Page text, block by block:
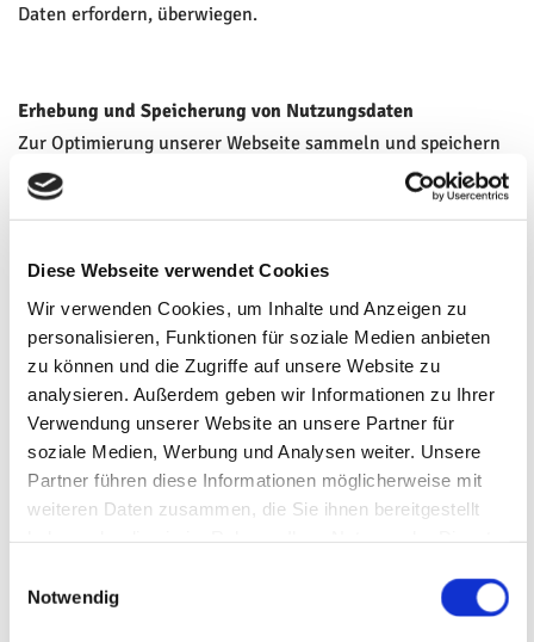
Diese Webseite verwendet Cookies
Wir verwenden Cookies, um Inhalte und Anzeigen zu
personalisieren, Funktionen für soziale Medien anbieten
zu können und die Zugriffe auf unsere Website zu
analysieren. Außerdem geben wir Informationen zu Ihrer
Verwendung unserer Website an unsere Partner für
soziale Medien, Werbung und Analysen weiter. Unsere
Partner führen diese Informationen möglicherweise mit
weiteren Daten zusammen, die Sie ihnen bereitgestellt
Notwendig
Daten erfordern, überwiegen.
Erhebung und Speicherung von Nutzungsdaten
Zur Optimierung unserer Webseite sammeln und speichern
wir für 30 Tage Daten wie z. B. Datum und Uhrzeit des
Seitenaufrufs, die Seite, von der Sie unsere Seite aufgerufen
speicherung nicht widersprechen.
Dies erfolgt anonymisiert, ohne den Benutzer der Seite
persönlich zu identifizieren. Ggf. werden Nutzerprofile
mittels eines Pseudonyms erstellt. Auch hierbei erfolgt
keine Verbindung zwischen der hinter dem Pseudonym
stehenden natürlichen Personen mit den erhobenen
Nutzungsdaten. Zur Erhebung und Speicherung der
Dabei handelt es sich um kleine Textdateien, die auf Ihrem